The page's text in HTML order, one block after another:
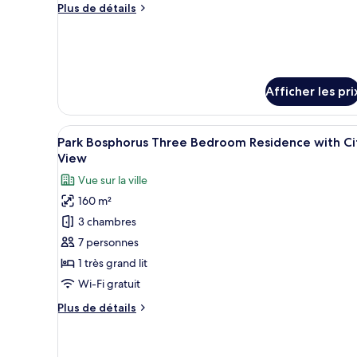
Luxury
Access
Plus de détails
Plus
with
Lounge
Access
Afficher les
Afficher
toutes
les
photos
pour
ce
type
de
chambre :
Bosphorus
Une chambre d’hôtel
6
Park Bosphorus Three Bedroom Residence with
View
Vue sur la ville
160 m²
3 chambres
7 personnes
1 très grand lit
Wi-Fi gratuit
Plus de détails
Plus